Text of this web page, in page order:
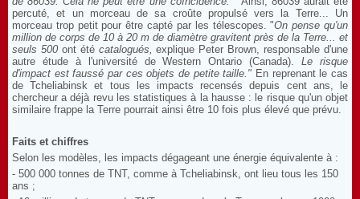
percuté, et un morceau de sa croûte propulsé vers la Terre... Un
morceau trop petit pour être capté par les télescopes. "On pense qu'un
million de corps de 10 à 20 m de diamètre gravitent près de la Terre.
et
seuls 500ont été catalogués, explique Peter Brown, responsable d'une
autre étude à l'université de Western Ontario (Canada).Le risque
d'impact est faussé par ces objets de petite taille. " En reprenant le cas
de Tcheliabinsk et tous les impacts recensés depuis cent ans, le
chercheur a déjà revu les statistiques à la hausse : le risque qu'un objet
similaire frappe la Terre pourrait ainsi être 10 fois plus élevé que prévu.
Faits et chiffres
Selon les modèles, les impacts dégageant une énergie équivalente à :
- 500 000 tonnes de TNT, comme à Tcheliabinsk, ont lieu tous les 150
ans ;